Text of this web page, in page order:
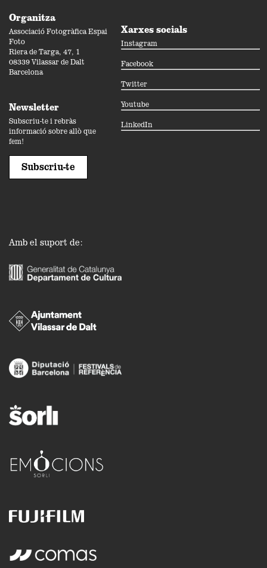
Organitza
Associació Fotogràfica Espai
Foto
Riera de Targa, 47, 1
08339 Vilassar de Dalt
Barcelona
Newsletter
Subscriu-te i rebràs
informació sobre allò que
fem!
Subscriu-te
Xarxes socials
Instagram
Facebook
Twitter
Youtube
LinkedIn
Amb el suport de: